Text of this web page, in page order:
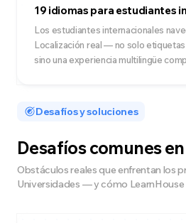
19 idiomas para estudiantes
Los estudiantes internacionales
Localización real — no solo
sino una experiencia multilingüe
Desafíos y soluciones
Desafíos comunes
Obstáculos reales que enfrentan los
Universidades — y cómo LearnHouse